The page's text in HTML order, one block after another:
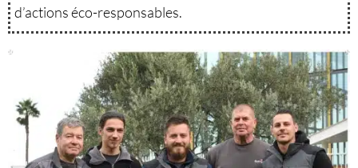
d’actions éco-responsables.